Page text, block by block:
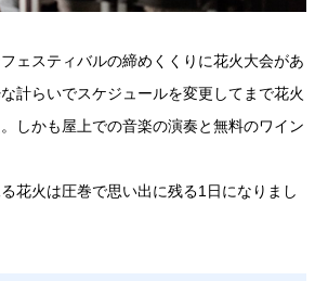
ェスティバルの締めくくりに花火大会があ
計らいでスケジュールを変更してまで花火
しかも屋上での音楽の演奏と無料のワイン
花火は圧巻で思い出に残る1日になりまし